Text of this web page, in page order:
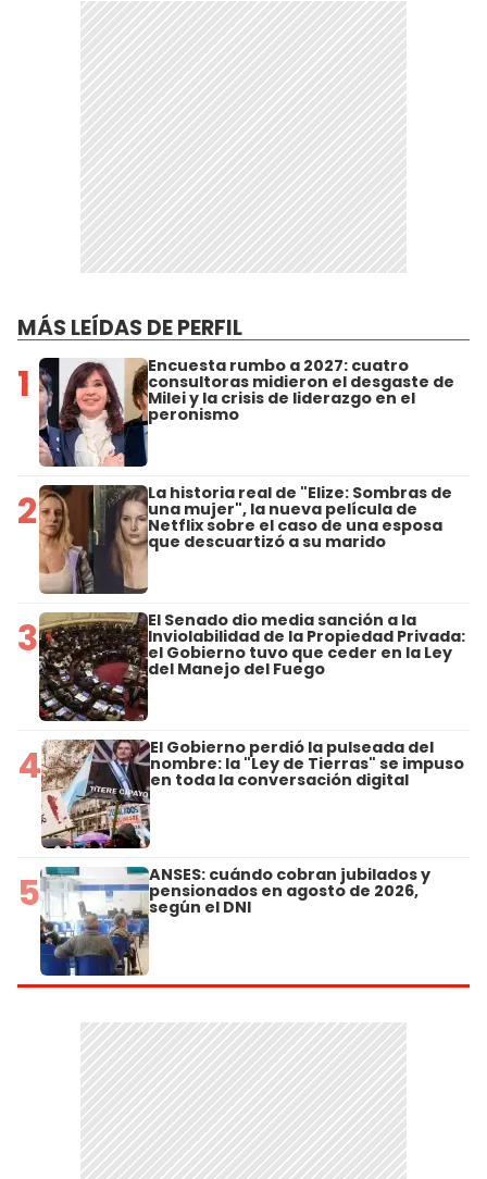
MÁS LEÍDAS DE PERFIL
1 Encuesta rumbo a 2027: cuatro
consultoras midieron el desgaste de
Milei y la crisis de liderazgo en el
peronismo
2 La historia real de "Elize: Sombras de
una mujer", la nueva película de
Netflix sobre el caso de una esposa
que descuartizó a su marido
3 El Senado dio media sanción a la
Inviolabilidad de la Propiedad Privada:
el Gobierno tuvo que ceder en la Ley
del Manejo del Fuego
4 El Gobierno perdió la pulseada del
nombre: la "Ley de Tierras" se impuso
en toda la conversación digital
5 ANSES: cuándo cobran jubilados y
pensionados en agosto de 2026,
según el DNI